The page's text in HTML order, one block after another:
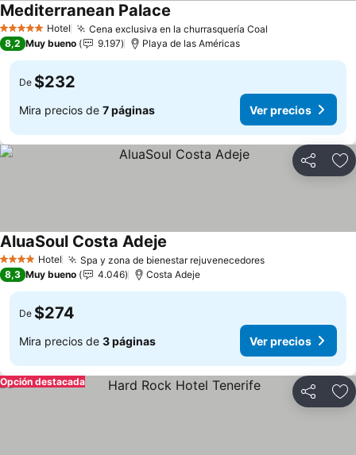
5 Estrellas Hotel Cena exclusiva en la churrasquería Coal
Mediterranean Palace
8,2 Muy bueno 9.197 Playa de las Américas
De $232
Mira precios de 7 páginas Ver precios
Compartir
4 EstrellasHotel Spa y zona de bienestar rejuvenecedoresVer precios
AluaSoul Costa Adeje
8,3 Muy bueno 4.046 Costa Adeje
De $274
Mira precios de 3 páginas Ver precios
Compartir
Opción destacada